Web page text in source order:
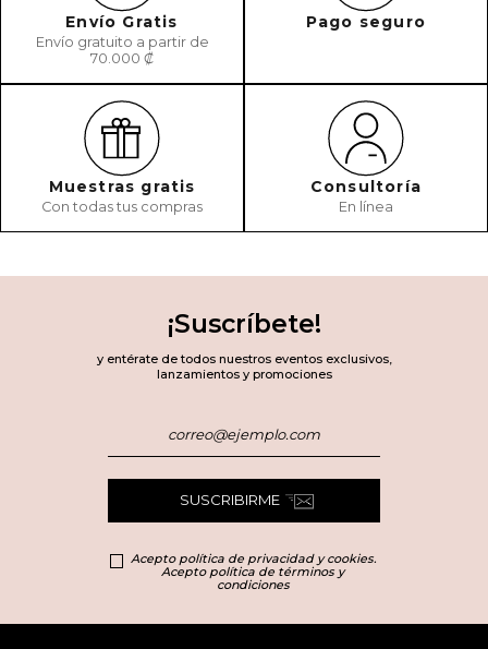
Envío Gratis
Envío gratuito a partir de
70.000 ₡
Pago seguro
Muestras gratis
Con todas tus compras
Consultoría
En línea
¡Suscríbete!
y entérate de todos nuestros eventos exclusivos,
lanzamientos y promociones
SUSCRIBIRME
Acepto política de privacidad y cookies.
Acepto política de términos y
condiciones